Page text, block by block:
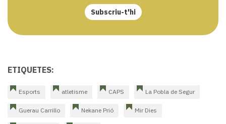
Subscriu-t'hi
ETIQUETES:
Esports atletisme CAPS La Pobla de Segur
Guerau Carrillo Nekane Prió Mir Dies